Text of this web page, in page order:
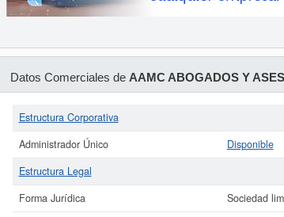
Datos Comerciales de AAMC ABOGADOS Y
Estructura Corporativa
Administrador Único
Disponible
Estructura Legal
Forma Jurídica
Sociedad